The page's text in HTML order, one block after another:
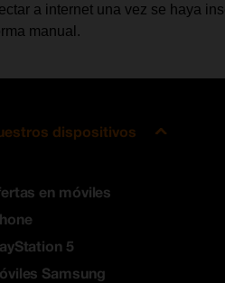
a internet una vez se haya
manual.
dispositivos
en móviles
5
Samsung